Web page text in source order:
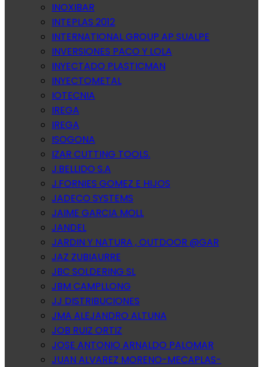
INOXIBAR
INTEPLAS 2012
INTERNATIONAL GROUP AP SUALPE
INVERSIONES PACO Y LOLA
INYECTADO PLASTICMAN
INYECTOMETAL
IOTECNIA
IREGA
IREGA
ISOGONA
IZAR CUTTING TOOLS.
J.BELLIDO S.A
J.FORNIES GOMEZ E HIJOS
JADECO SYSTEMS
JAIME GARCIA MOLL
JANDEL
JARDIN Y NATURA , OUTDOOR @GAR
JAZ ZUBIAURRE
JBC SOLDERING SL
JBM CAMPLLONG
JJ DISTRIBUCIONES
JMA ALEJANDRO ALTUNA
JOB RUIZ ORTIZ
JOSE ANTONIO ARNALDO PALOMAR
JUAN ALVAREZ MORENO-MECAPLAS-